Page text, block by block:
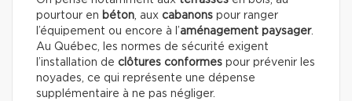
pourtour en béton, aux cabanons pour ranger
l’équipement ou encore à l’aménagement paysager.
Au Québec, les normes de sécurité exigent
l’installation de clôtures conformes pour prévenir les
noyades, ce qui représente une dépense
supplémentaire à ne pas négliger.